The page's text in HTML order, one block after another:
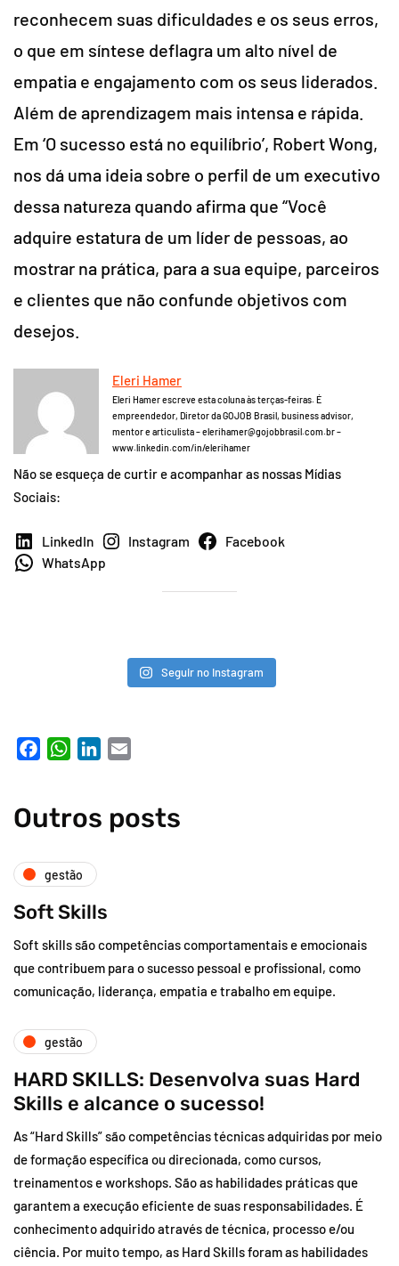
reconhecem suas dificuldades e os seus erros,
o que em síntese deflagra um alto nível de
empatia e engajamento com os seus liderados.
Além de aprendizagem mais intensa e rápida.
Em ‘O sucesso está no equilíbrio’, Robert Wong,
nos dá uma ideia sobre o perfil de um executivo
dessa natureza quando afirma que “Você
adquire estatura de um líder de pessoas, ao
mostrar na prática, para a sua equipe, parceiros
e clientes que não confunde objetivos com
desejos.
Eleri Hamer
Eleri Hamer escreve esta coluna às terças-feiras. É
empreendedor, Diretor da GOJOB Brasil, business advisor,
mentor e articulista – elerihamer@gojobbrasil.com.br –
www.linkedin.com/in/elerihamer
Não se esqueça de curtir e acompanhar as nossas Mídias
Sociais:
LinkedIn Instagram
Facebook
WhatsApp
Seguir no Instagram
FacebookWhatsAppLinkedIn
gestão
Soft Skills
Soft skills são competências comportamentais e emocionais
que contribuem para o sucesso pessoal e profissional, como
comunicação, liderança, empatia e trabalho em equipe.
gestão
HARD SKILLS: Desenvolva suas Hard
Skills e alcance o sucesso!
As “Hard Skills” são competências técnicas adquiridas por meio
de formação específica ou direcionada, como cursos,
treinamentos e workshops. São as habilidades práticas que
garantem a execução eficiente de suas responsabilidades. É
conhecimento adquirido através de técnica, processo e/ou
ciência. Por muito tempo, as Hard Skills foram as habilidades